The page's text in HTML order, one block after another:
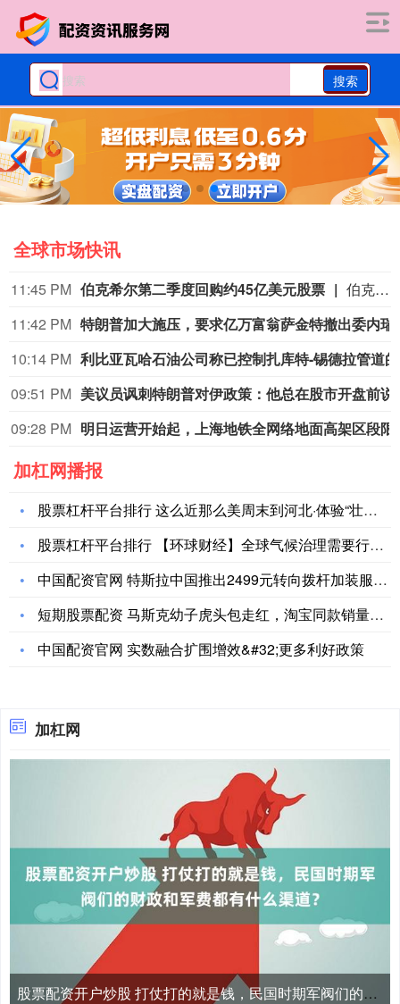
搜索
全球市场快讯
11:45 PM 伯克希尔第二季度回购约45亿美元股票
伯克希尔第二季度斥资约45亿美元回购自身股票，并在期内买入近200亿美元股票，显示首席执行官阿贝尔正将公司庞大的现金储备更多投入市场。 伯克希尔第一季度开始回购股票，为一年多来的首次。阿贝尔今年早些时候表示，公司重新启动回购，是因为管理层认为股票的“内在价值”高于其市场价格。 CFRA Research分析师Cathy Seifert表示：“投资者会受到回购举措的鼓舞。这也是Greg接掌公司并彰显其主导地位的一种方式。” 此次股票回购为股东带来了自2021年以来规模最大的季度资本回报。伯克希尔第二季度现金储备降至3655亿美元，低于前一季度的约3970亿美元。
11:42 PM
10:14 PM
09:51 PM
09:28 PM
加杠网播报
股票杠杆平台排行 这么近那么美周末到河北·体验“壮美太行”八
股票杠杆平台排行 【环球财经】全球气候治理需要行动派
中国配资官网 特斯拉中国推出2499元转向拨杆加装服务！24
短期股票配资 马斯克幼子虎头包走红，淘宝同款销量破6000件
中国配资官网 实数融合扩围增效&#32;更多利好政策
加杠网
股票配资开户炒股 打仗打的就是钱，民国时期军阀们的财政和军费都有什么渠道？